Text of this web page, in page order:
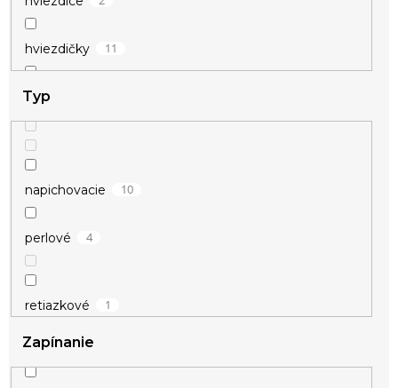
hviezdičky 11
kotva
krídla
krivka EKG
kríž 5
kruhy
krúžky 70
Typ
napichovacie 10
perlové 4
retiazkové 1
visiace
Zapínanie